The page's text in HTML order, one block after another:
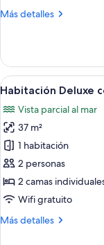
Más detalles
Más
King
Room
Ver
todas
las
fotos
de
Habitación
Deluxe
con
camas
4
Habitación Deluxe
Vista parcial al mar
37 m²
1 habitación
2 personas
2 camas
Wifi gratuito
Más detalles
Más